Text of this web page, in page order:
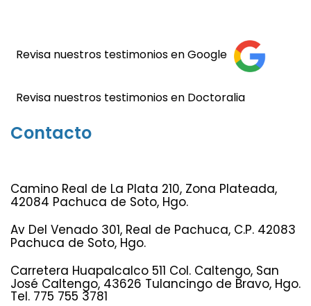
Revisa nuestros testimonios en Google
Revisa nuestros testimonios en Doctoralia
Contacto
Camino Real de La Plata 210, Zona Plateada,
42084 Pachuca de Soto, Hgo.
Av Del Venado 301, Real de Pachuca, C.P. 42083
Pachuca de Soto, Hgo.
Carretera Huapalcalco 511 Col. Caltengo, San
José Caltengo, 43626 Tulancingo de Bravo, Hgo.
Tel. 775 755 3781